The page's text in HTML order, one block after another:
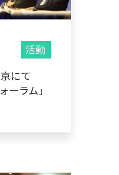
活動
にて
ーラム」